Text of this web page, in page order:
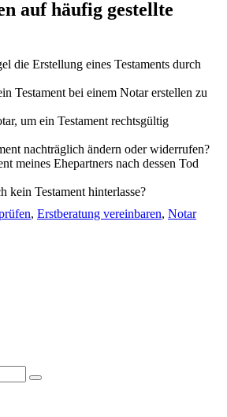
auf häufig gestellte
die Erstellung eines Testaments durch
Testament bei einem Notar erstellen zu
um ein Testament rechtsgültig
nachträglich ändern oder widerrufen?
meines Ehepartners nach dessen Tod
kein Testament hinterlasse?
, Erstberatung vereinbaren, Notar